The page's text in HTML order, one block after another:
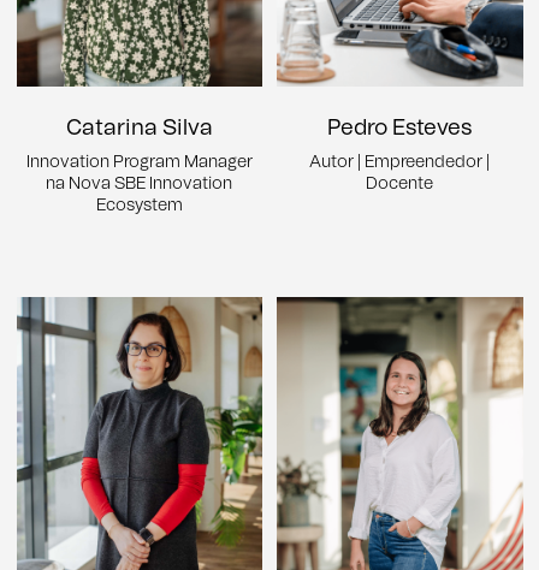
Catarina Silva
Innovation Program Manager
na Nova SBE Innovation
Ecosystem
Pedro Esteves
Autor | Empreendedor |
Docente